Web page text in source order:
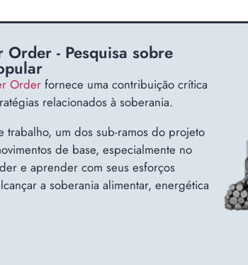
- Pesquisa sobre
Order fornece uma contribuição crítica
relacionados à soberania.
trabalho, um dos sub-ramos do projeto
de base, especialmente no
e aprender com seus esforços
a soberania alimentar, energética